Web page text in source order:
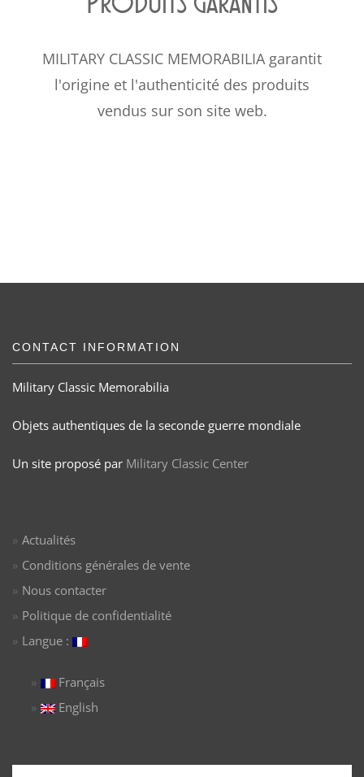
MILITARY CLASSIC MEMORABILIA garantit
l'origine et l'authenticité des produits
vendus sur son site web.
CONTACT INFORMATION
Military Classic Memorabilia
Objets authentiques de la seconde guerre mondiale
Un site proposé par Military Classic Center
Actualités
Conditions générales de vente
Nous contacter
Politique de confidentialité
Langue :
Français
English